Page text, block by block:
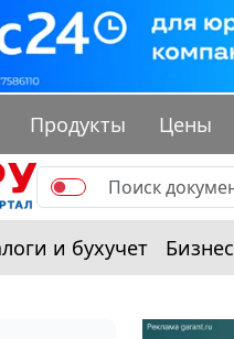
Продукты Цены
и бухучет Бизнес